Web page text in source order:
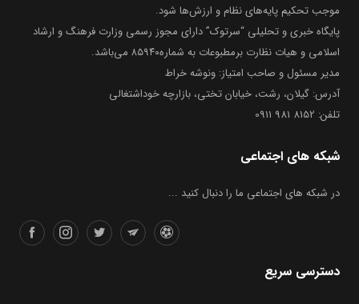
موجب تحکیم پایه‌های نظام و ارزش‌ها شود.
پایگاه خبری و تحلیلی “سرتوک” دارای مجوز رسمی وزارت فرهنگ و ارشاد
اسلامی و هیات نظارت برمطبوعات به شماره۸۵۹۴۰ می‌باشد.
مدیر مسئول و صاحب امتیاز: ونوشه خراط
آدرس: گیلان، رشت، خیابان تختی، بازارچه خوداشتغالی
تلفن: 8152 981 0911
شبکه های اجتماعی
در شبکه های اجتماعی ما را دنبال کنید ...
دسترسی سریع